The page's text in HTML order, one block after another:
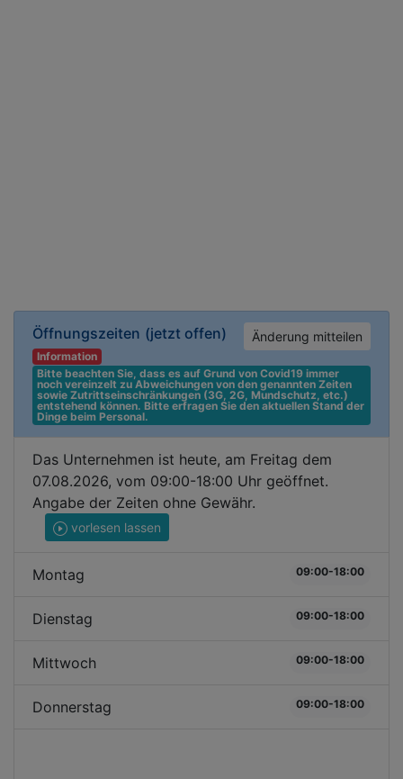
Öffnungszeiten (jetzt offen) Änderung mitteilen
Information
Bitte beachten Sie, dass es auf Grund von Covid19 immer
noch vereinzelt zu Abweichungen von den genannten Zeiten
sowie Zutrittseinschränkungen (3G, 2G, Mundschutz, etc.)
entstehend können. Bitte erfragen Sie den aktuellen Stand der
Dinge beim Personal.
Das Unternehmen ist heute, am Freitag dem
07.08.2026, vom 09:00-18:00 Uhr geöffnet.
Angabe der Zeiten ohne Gewähr.
vorlesen lassen
Montag 09:00-18:00
Dienstag 09:00-18:00
Mittwoch 09:00-18:00
Donnerstag 09:00-18:00